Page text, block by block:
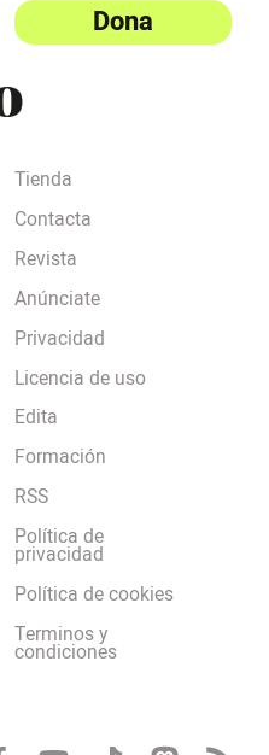
Dona
Tienda
Contacta
Revista
Anúnciate
Privacidad
Licencia de uso
Edita
Formación
RSS
Política de
privacidad
Política de cookies
Terminos y
condiciones